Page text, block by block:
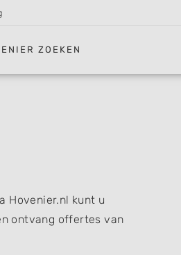
ZOEKEN
Hovenier.nl kunt u
ontvang offertes van